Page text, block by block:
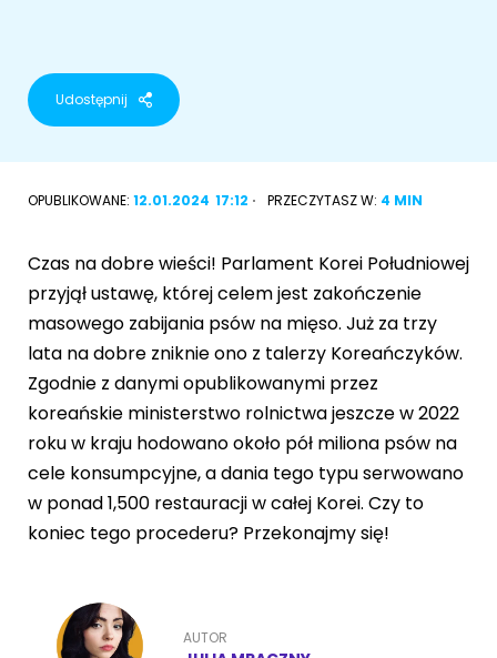
RASY PSÓW
Sznaucer miniaturowy
Buldog francuski
Owczarek niemiecki
Wyszukiwarka ras psów
Przyjazne miejsca Adopcje
Kot brytyjski
Kot perski
Kot rosyjski niebieski
Udostępnij
OPUBLIKOWANE: 12.01.2024 17:12 PRZECZYTASZ W: 4 MIN
Czas na dobre wieści! Parlament Korei Południowej
przyjął ustawę, której celem jest zakończenie
masowego zabijania psów na mięso. Już za trzy
lata na dobre zniknie ono z talerzy Koreańczyków.
Zgodnie z danymi opublikowanymi przez
koreańskie ministerstwo rolnictwa jeszcze w 2022
roku w kraju hodowano około pół miliona psów na
cele konsumpcyjne, a dania tego typu serwowano
w ponad 1,500 restauracji w całej Korei. Czy to
koniec tego procederu? Przekonajmy się!
AUTOR